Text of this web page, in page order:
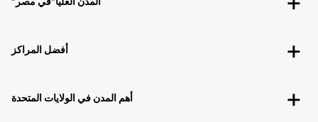
أفضل المراكز
أهم المدن في الولايات المتحدة